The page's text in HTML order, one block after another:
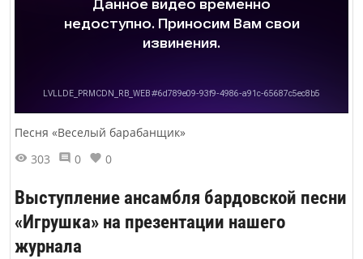
Песня «Веселый барабанщик»
303
0 0
Выступление ансамбля бардовской песни
«Игрушка» на презентации нашего
журнала